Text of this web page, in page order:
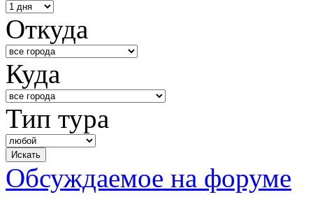
Откуда
Куда
Тип тура
Обсуждаемое на форуме